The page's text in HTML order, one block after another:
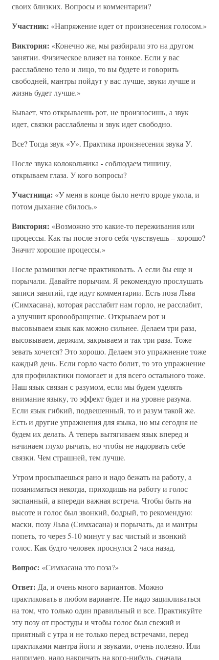
своих близких. Вопросы и комментарии?
Участник: «Напряжение идет от произнесения голосом.»
Виктория: «Конечно же, мы разбирали это на другом
занятии. Физическое влияет на тонкое. Если у вас
расслаблено тело и лицо, то вы будете и говорить
свободней, мантры пойдут у вас лучше, звуки лучше и
жизнь будет лучше.»
Бывает, что открываешь рот, не произносишь, а звук
идет, связки расслаблены и звук идет свободно.
Все? Тогда звук «У». Практика произнесения звука У.
После звука колокольчика - соблюдаем тишину,
открываем глаза. У кого вопросы?
Участница: «У меня в конце было нечто вроде укола, и
потом дыхание сбилось.»
Виктория: «Возможно это какие-то переживания или
процессы. Как ты после этого себя чувствуешь – хорошо?
Значит хорошие процессы.»
После разминки легче практиковать. А если бы еще и
порычали. Давайте порычим. Я рекомендую прослушать
записи занятий, где идут комментарии. Есть поза Льва
(Симхасана), которая расслабит нам горло, не расслабит,
а улучшит кровообращение. Открываем рот и
высовываем язык как можно сильнее. Делаем три раза,
высовываем, держим, закрываем и так три раза. Тоже
зевать хочется? Это хорошо. Делаем это упражнение тоже
каждый день. Если горло часто болит, то это упражнение
для профилактики помогает и для всего остального тоже.
Наш язык связан с разумом, если мы будем уделять
внимание языку, то эффект будет и на уровне разума.
Если язык гибкий, подвешенный, то и разум такой же.
Есть и другие упражнения для языка, но мы сегодня не
будем их делать. А теперь вытягиваем язык вперед и
начинаем глухо рычать, но чтобы не надорвать себе
связки. Чем страшней, тем лучше.
Утром просыпаешься рано и надо бежать на работу, а
позаниматься некогда, приходишь на работу и голос
заспанный, а впереди важная встреча. Чтобы быть на
высоте и голос был звонкий, бодрый, то рекомендую:
маски, позу Льва (Симхасана) и порычать, да и мантры
попеть, то через 5-10 минут у вас чистый и звонкий
голос. Как будто человек проснулся 2 часа назад.
Вопрос: «Симхасана это поза?»
Ответ: Да, и очень много вариантов. Можно
практиковать в любом варианте. Не надо зацикливаться
на том, что только один правильный и все. Практикуйте
эту позу от простуды и чтобы голос был свежий и
приятный с утра и не только перед встречами, перед
практиками мантра йоги и звуками, очень полезно. Или
например, надо накричать на кого-нибудь, сначала